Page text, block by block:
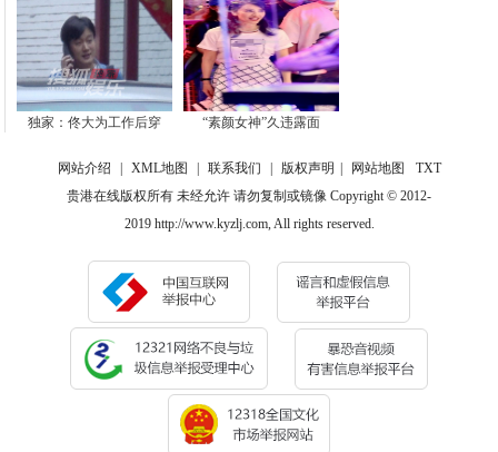
独家：佟大为工作后穿 “素颜女神”久违露面
网站介绍 XML地图 联系我们 版权声明 网站地图
TXT
贵港在线版权所有 未经允许 请勿复制或镜像 Copyright © 2012-
2019 http://www.kyzlj.com, All rights reserved.